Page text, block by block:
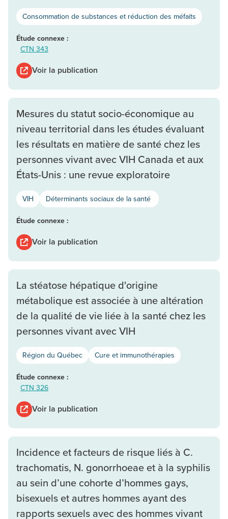
Consommation de substances et réduction des méfaits
Étude connexe :
CTN 343
Voir la publication
Mesures du statut socio-économique au
niveau territorial dans les études évaluant
les résultats en matière de santé chez les
personnes vivant avec VIH Canada et aux
États-Unis : une revue exploratoire
VIH Déterminants sociaux de la santé
Étude connexe :
Voir la publication
La stéatose hépatique d'origine
métabolique est associée à une altération
de la qualité de vie liée à la santé chez les
personnes vivant avec VIH
Région du Québec Cure et immunothérapies
Étude connexe :
CTN 326
Voir la publication
Incidence et facteurs de risque liés à C.
trachomatis, N. gonorrhoeae et à la syphilis
au sein d’une cohorte d’hommes gays,
bisexuels et autres hommes ayant des
rapports sexuels avec des hommes vivant